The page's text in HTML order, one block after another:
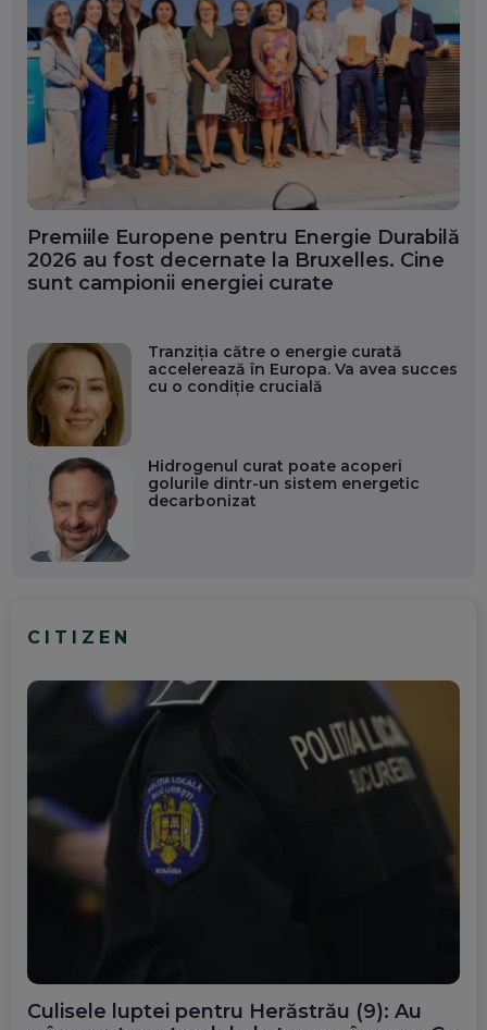
Premiile Europene pentru Energie Durabilă
2026 au fost decernate la Bruxelles. Cine
sunt campionii energiei curate
Tranziția către o energie curată
accelerează în Europa. Va avea succes
cu o condiție crucială
Hidrogenul curat poate acoperi
golurile dintr-un sistem energetic
decarbonizat
CITIZEN
Culisele luptei pentru Herăstrău (9): Au